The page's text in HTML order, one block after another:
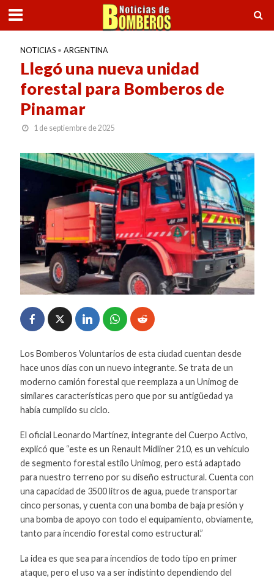
NOTICIAS • ARGENTINA
Llegó una nueva unidad
forestal para Bomberos de
Pinamar
1 de septiembre de 2025
Los Bomberos Voluntarios de esta ciudad cuentan desde
hace unos días con un nuevo integrante. Se trata de un
moderno camión forestal que reemplaza a un Unimog de
similares características pero que por su antigüedad ya
había cumplido su ciclo.
El oficial Leonardo Martínez, integrante del Cuerpo Activo,
explicó que “este es un Renault Midliner 210, es un vehículo
de segmento forestal estilo Unimog, pero está adaptado
para nuestro terreno por su diseño estructural. Cuenta con
una capacidad de 3500 litros de agua, puede transportar
cinco personas, y cuenta con una bomba de baja presión y
una bomba de apoyo con todo el equipamiento, obviamente,
tanto para incendio forestal como estructural.”
La idea es que sea para incendios de todo tipo en primer
ataque, pero el uso va a ser indistinto dependiendo del